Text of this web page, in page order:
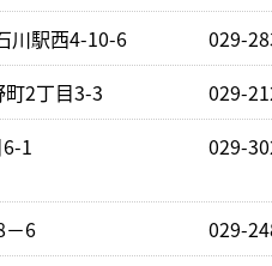
川駅西4-10-6 029-
町2丁目3-3 029-
1
029-
－6 029-